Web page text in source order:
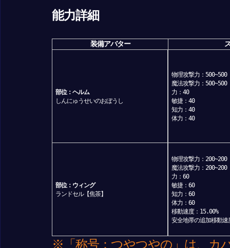
能力詳細
装備アバター
部位：ヘルム
しんにゅうせいのおぼうし
物理攻撃力：500~500
魔法攻撃力：500~500
力：40
敏捷：40
知力：40
体力：40
部位：ウィング
ランドセル【焦茶】
物理攻撃力：200~200
魔法攻撃力：200~200
力：60
敏捷：60
知力：60
体力：60
移動速度：15.00%
安全地帯の追加移動速
※「称号：つやつやの」は、カ